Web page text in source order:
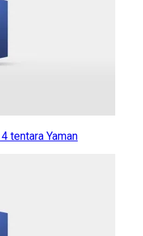
tentara Yaman